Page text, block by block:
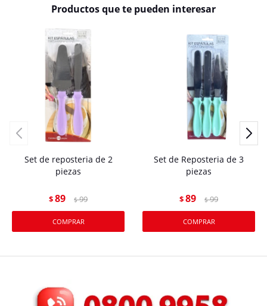
Productos que te pueden interesar
Set de reposteria de 2
piezas
$89 $ 99
Set de Reposteria de 3
piezas
$89 $ 99